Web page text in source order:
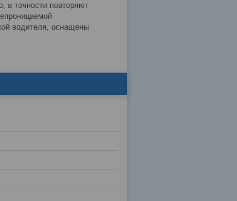
в точности повторяют
водителя, оснащены